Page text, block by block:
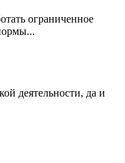
ограниченное
деятельности, да и